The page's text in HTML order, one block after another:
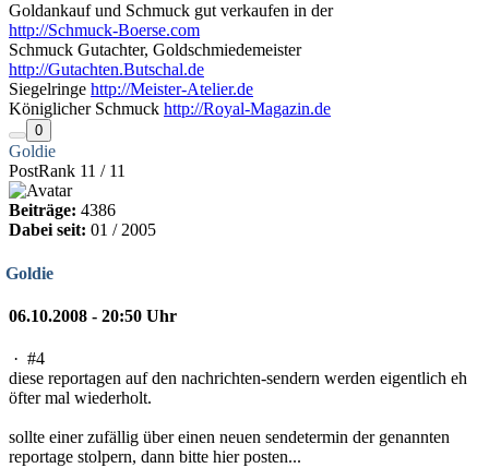
Goldankauf und Schmuck gut verkaufen in der
http://Schmuck-Boerse.com
Schmuck Gutachter, Goldschmiedemeister
http://Gutachten.Butschal.de
Siegelringe http://Meister-Atelier.de
Königlicher Schmuck http://Royal-Magazin.de
0
Goldie
PostRank 11 / 11
Beiträge: 4386
Dabei seit: 01 / 2005
Goldie
06.10.2008 - 20:50 Uhr
· #4
diese reportagen auf den nachrichten-sendern werden eigentlich eh
öfter mal wiederholt.
sollte einer zufällig über einen neuen sendetermin der genannten
reportage stolpern, dann bitte hier posten...